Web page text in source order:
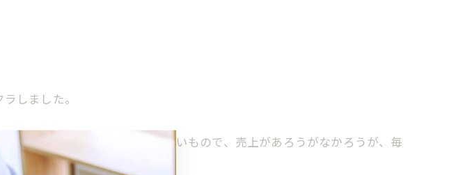
しました。
「固定費」というのは恐ろしいもので、売上があろうがなかろうが、毎